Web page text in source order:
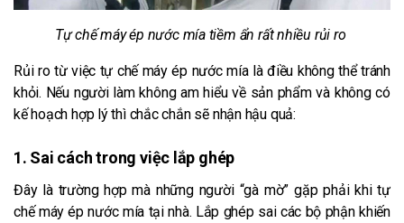
Tự chế máy ép nước mía tiềm ẩn rất nhiều rủi ro
Rủi ro từ việc tự chế máy ép nước mía là điều không thể tránh
khỏi. Nếu người làm không am hiểu về sản phẩm và không có
kế hoạch hợp lý thì chắc chắn sẽ nhận hậu quả:
1. Sai cách trong việc lắp ghép
Đây là trường hợp mà những người “gà mờ” gặp phải khi tự
chế máy ép nước mía tại nhà. Lắp ghép sai các bộ phận khiến